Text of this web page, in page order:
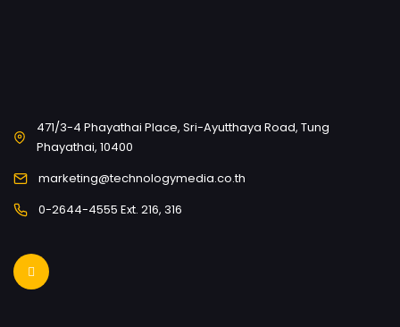
471/3-4 Phayathai Place, Sri-Ayutthaya Road, Tung
Phayathai, 10400
marketing@technologymedia.co.th
0-2644-4555 Ext. 216, 316